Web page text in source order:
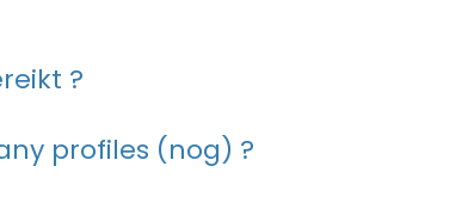
?
profiles (nog) ?